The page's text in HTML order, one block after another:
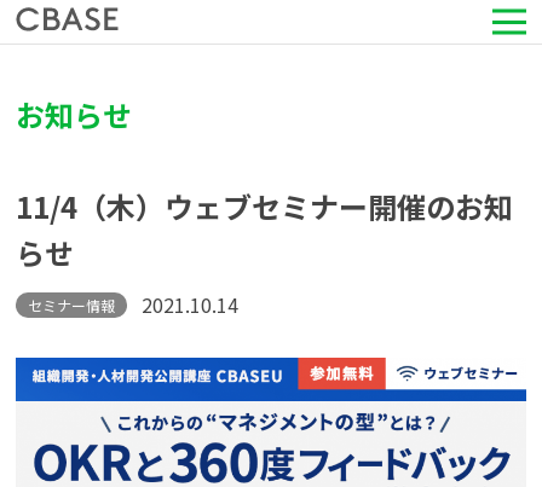
導入事例
セミナー情報
HRコラム
お知らせ
お知らせ
11/4（木）ウェブセミナー開催のお知
らせ
セミナー情報 2021.10.14